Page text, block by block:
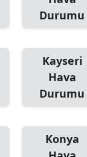
Durumu
Kayseri
Hava
Durumu
Konya